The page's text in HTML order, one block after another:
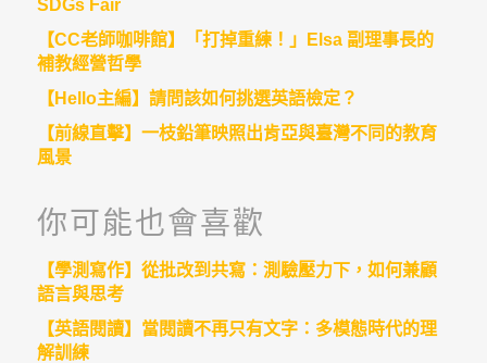
SDGs Fair
【CC老師咖啡館】「打掉重練！」Elsa 副理事長的
補教經營哲學
【Hello主編】請問該如何挑選英語檢定？
【前線直擊】一枝鉛筆映照出肯亞與臺灣不同的教育
風景
你可能也會喜歡
【學測寫作】從批改到共寫：測驗壓力下，如何兼顧
語言與思考
【英語閱讀】當閱讀不再只有文字：多模態時代的理
解訓練